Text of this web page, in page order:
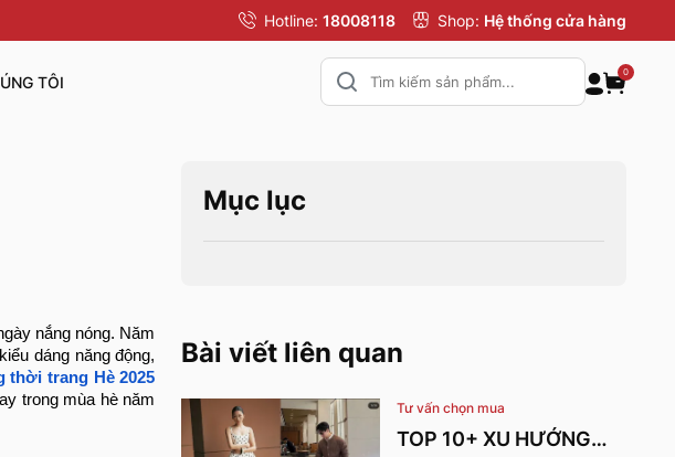
Hotline: 18008118 Shop: Hệ thống cửa hàng
TÔI
0
nắng nóng. Năm
dáng năng động,
thời trang Hè 2025
trong mùa hè năm
Mục lục
Bài viết liên quan
Tư vấn chọn mua
TOP 10+ XU HƯỚNG